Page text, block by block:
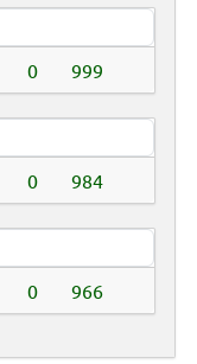
0 999
0 984
0 966